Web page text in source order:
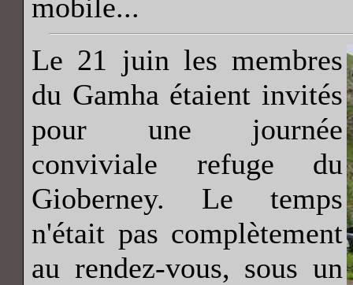
mobile...
Le 21 juin les membres
du Gamha étaient invités
pour une journée
conviviale refuge du
Gioberney. Le temps
n'était pas complètement
au rendez-vous, sous un